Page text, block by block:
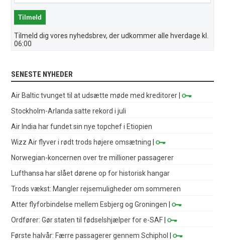
Tilmeld dig vores nyhedsbrev, der udkommer alle hverdage kl.
06:00
SENESTE NYHEDER
Air Baltic tvunget til at udsætte møde med kreditorer |
Stockholm-Arlanda satte rekord i juli
Air India har fundet sin nye topchef i Etiopien
Wizz Air flyver i rødt trods højere omsætning |
Norwegian-koncernen over tre millioner passagerer
Lufthansa har slået dørene op for historisk hangar
Trods vækst: Mangler rejsemuligheder om sommeren
Atter flyforbindelse mellem Esbjerg og Groningen |
Ordfører: Gør staten til fødselshjælper for e-SAF |
Første halvår: Færre passagerer gennem Schiphol
|